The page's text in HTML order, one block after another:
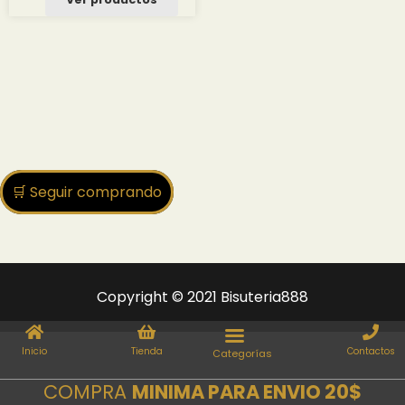
desde
🛒 Seguir comprando
Copyright © 2021 Bisuteria888
Inicio Tienda Contactos
COMPRA MINIMA PARA ENVIO 20$